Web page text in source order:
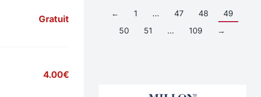
Gratuit
4.00€
← 1 … 47 48
49
50
51 … 109 →